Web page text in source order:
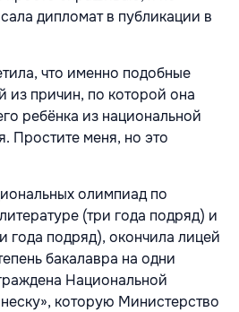
дипломат в публикации в
что именно подобные
из причин, по которой она
ребёнка из национальной
Простите меня, но это
олимпиад по
(три года подряд) и
года подряд), окончила лицей
бакалавра на одни
Национальной
которую Министерство